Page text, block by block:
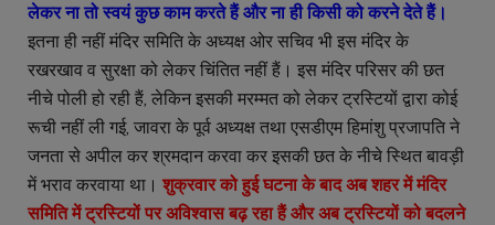
लेकर ना तो स्वयं कुछ काम करते हैं और ना ही किसी को करने देते हैं।
इतना ही नहीं मंदिर समिति के अध्यक्ष ओर सचिव भी इस मंदिर के
रखरखाव व सुरक्षा को लेकर चिंतित नहीं हैं। इस मंदिर परिसर की छत
नीचे पोली हो रही हैं, लेकिन इसकी मरम्मत को लेकर ट्रस्टियों द्वारा कोई
रूची नहीं ली गई, जावरा के पूर्व अध्यक्ष तथा एसडीएम हिमांशु प्रजापति ने
जनता से अपील कर श्रमदान करवा कर इसकी छत के नीचे स्थित बावड़ी
में भराव करवाया था। शुक्रवार को हुई घटना के बाद अब शहर में मंदिर
समिति में ट्रस्टियों पर अविश्वास बढ़ रहा हैं और अब ट्रस्टियों को बदलने